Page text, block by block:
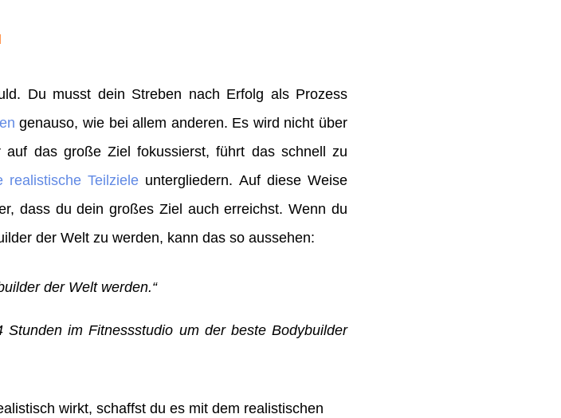
Du musst dein Streben nach Erfolg als Prozess
genauso, wie bei allem anderen. Es wird nicht über
das große Ziel fokussierst, führt das schnell zu
realistische Teilziele untergliedern. Auf diese Weise
dass du dein großes Ziel auch erreichst. Wenn du
der Welt zu werden, kann das so aussehen:
der Welt werden.“
Stunden im Fitnessstudio um der beste Bodybuilder
wirkt, schaffst du es mit dem realistischen